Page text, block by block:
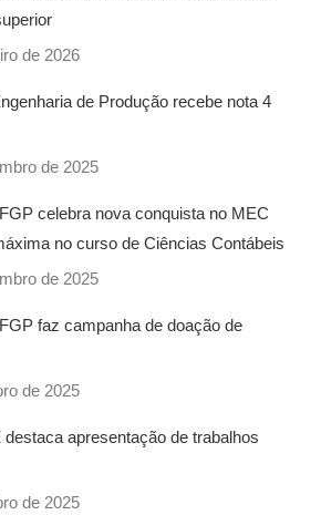
de 2026
de Produção recebe nota 4
de 2025
celebra nova conquista no MEC
no curso de Ciências Contábeis
de 2025
faz campanha de doação de
de 2025
apresentação de trabalhos
de 2025